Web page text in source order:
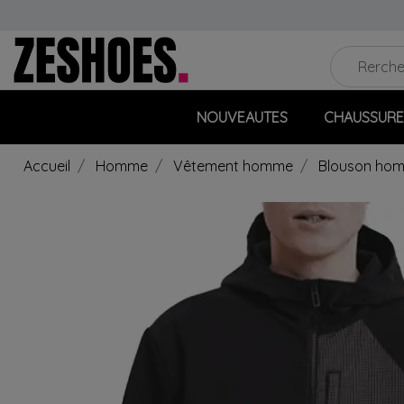
NOUVEAUTES
Accueil Homme Vêtement homme Blouson